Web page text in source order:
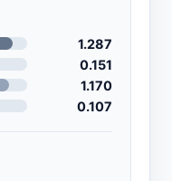
1.287
0.151
1.170
0.107